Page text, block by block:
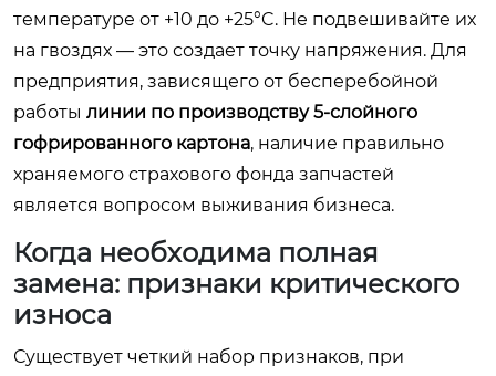
температуре от +10 до +25°C. Не подвешивайте их
на гвоздях — это создает точку напряжения. Для
предприятия, зависящего от бесперебойной
работы линии по производству 5-слойного
гофрированного картона, наличие правильно
храняемого страхового фонда запчастей
является вопросом выживания бизнеса.
Когда необходима полная
замена: признаки критического
износа
Существует четкий набор признаков, при